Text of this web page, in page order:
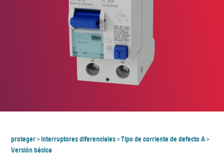
proteger>Interruptores diferenciales>Tipo de corriente de defecto A>
Versión básica